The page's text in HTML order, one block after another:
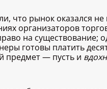
что рынок оказался не
организаторов
на существование;
готовы платить
предмет — пусть и